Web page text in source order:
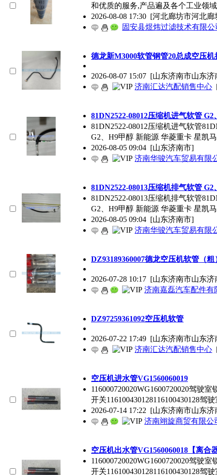
和优质的服务,产品遍及各个工业领
2026-08-08 17:30 [河北廊坊市河北廊
固安县煜炜过滤技术有限公
德龙新M3000软管钢管20总成空压
2026-08-07 15:07 [山东济南市山东
济南汇达汽配销售中心
81DN2522-08012压缩机进气软管
81DN2522-08012压缩机进气软管
G2、H9甲醇 新能源 华菱重卡 星凯马
2026-08-05 09:04 [山东济南市]
济南华骏汽车贸易有限
81DN2522-08013压缩机排气软管
81DN2522-08013压缩机排气软管
G2、H9甲醇 新能源 华菱重卡 星凯马
2026-08-05 09:04 [山东济南市]
济南华骏汽车贸易有限
DZ93189360007德龙空压机软管（
2026-07-28 10:17 [山东济南市山东
济南嘉磊汽车配件有
DZ97259361092空压机软管
2026-07-22 17:49 [山东济南市山东
济南汇达汽配销售中心
空压机进水管VG1560060019
116000720020WG1600720020驾驶
开关116100430128116100430128驾
2026-07-14 17:22 [山东济南市山东
济南翊旋商贸有限公
空压机出水管VG1560060018【离合
116000720020WG1600720020驾驶
开关116100430128116100430128驾